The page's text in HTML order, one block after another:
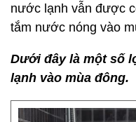
nước lạnh vẫn được
tắm nước nóng vào
Dưới đây là một số
lạnh vào mùa đông.